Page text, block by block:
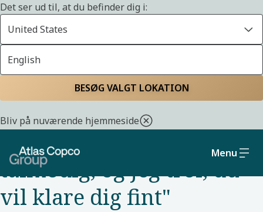
Det ser ud til, at du befinder dig i:
United States
English
BESØG VALGT LOKATION
Bliv på nuværende hjemmeside
Menu
Hjem Livet i Atlas Copco Group Mød vores kollegaer
"Sænk farten, vær
tålmodig, og jeg tror, du
vil klare dig fint"